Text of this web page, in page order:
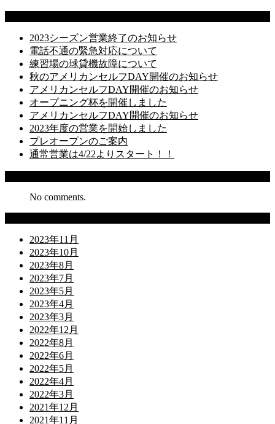
2023シーズン営業終了のお知らせ
電話不通の緊急対応について
練習場の球貸機故障について
秋のアメリカンセルフDAY開催のお知らせ
アメリカンセルフDAY開催のお知らせ
オープニング杯を開催しました
アメリカンセルフDAY開催のお知らせ
2023年度の営業を開始しました
プレオープンのご案内
通常営業は4/22よりスタート！！
No comments.
2023年11月
2023年10月
2023年8月
2023年7月
2023年5月
2023年4月
2023年3月
2022年12月
2022年8月
2022年6月
2022年5月
2022年4月
2022年3月
2021年12月
2021年11月